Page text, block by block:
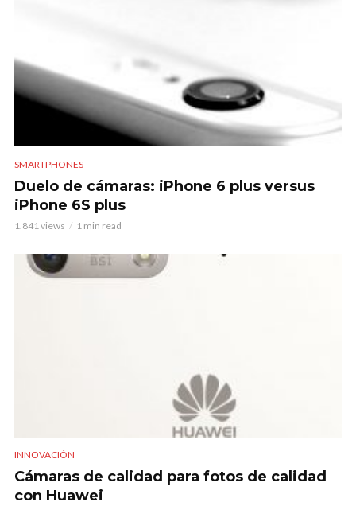
SMARTPHONES
Duelo de cámaras: iPhone 6 plus versus
iPhone 6S plus
1.841 views 1 min read
INNOVACIÓN
Cámaras de calidad para fotos de calidad
con Huawei